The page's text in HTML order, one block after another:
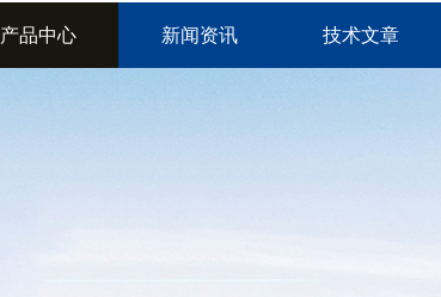
产品中心 新闻资讯 技术文章